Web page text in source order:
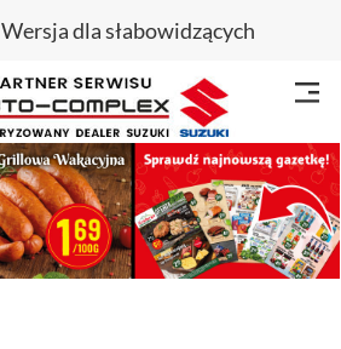
Wersja dla słabowidzących